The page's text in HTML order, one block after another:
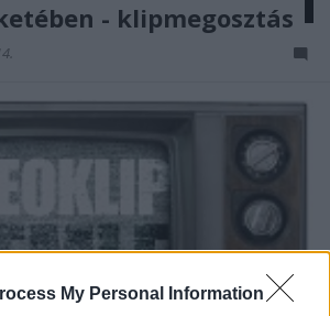
My Personal Information
- klipmegosztás